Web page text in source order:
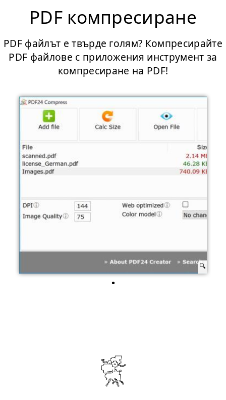
PDF компресиране
PDF файлът е твърде голям? Компресирайте
PDF файлове с приложения инструмент за
компресиране на PDF!